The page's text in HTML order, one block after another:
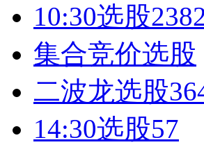
10:30选股
集合竞价选股
二波龙选股
14:30选股57